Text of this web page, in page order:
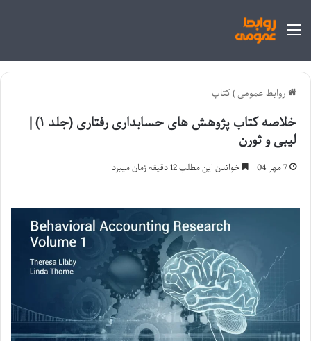
منو
روابط عمومی)کتاب
خلاصه کتاب پژوهش های حسابداری رفتاری (جلد ۱) |
لیبی و ثورن
7 مهر 04 خواندن این مطلب 12 دقیقه زمان میبرد